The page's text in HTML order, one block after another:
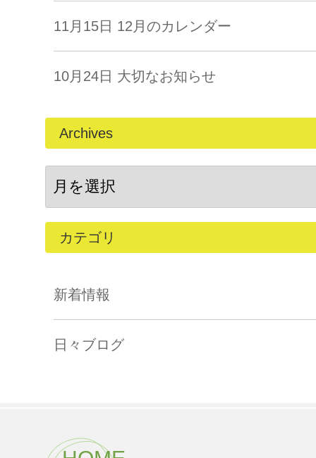
11月15日 12月のカレンダー
10月24日 大切なお知らせ
Archives
カテゴリ
新着情報
日々ブログ